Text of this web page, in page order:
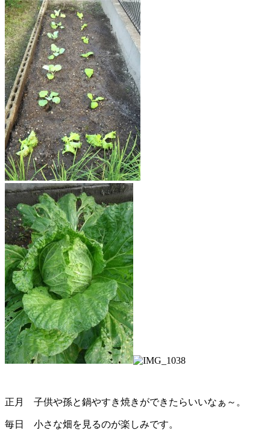
正月 子供や孫と鍋やすき焼きができたらいいなぁ～。
毎日 小さな畑を見るのが楽しみです。